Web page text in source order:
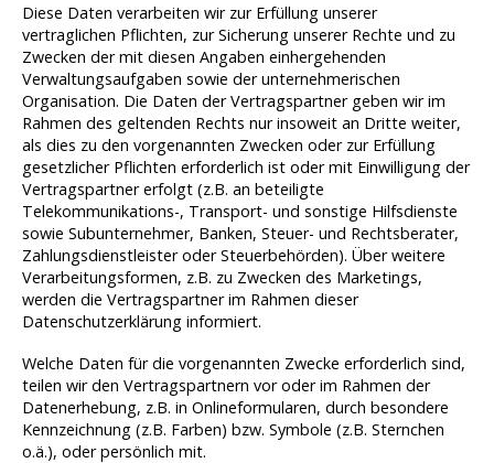
Diese Daten verarbeiten wir zur Erfüllung unserer
vertraglichen Pflichten, zur Sicherung unserer Rechte und zu
Zwecken der mit diesen Angaben einhergehenden
Verwaltungsaufgaben sowie der unternehmerischen
Organisation. Die Daten der Vertragspartner geben wir im
Rahmen des geltenden Rechts nur insoweit an Dritte weiter,
als dies zu den vorgenannten Zwecken oder zur Erfüllung
gesetzlicher Pflichten erforderlich ist oder mit Einwilligung der
Vertragspartner erfolgt (z.B. an beteiligte
Telekommunikations-, Transport- und sonstige Hilfsdienste
sowie Subunternehmer, Banken, Steuer- und Rechtsberater,
Zahlungsdienstleister oder Steuerbehörden). Über weitere
Verarbeitungsformen, z.B. zu Zwecken des Marketings,
werden die Vertragspartner im Rahmen dieser
Datenschutzerklärung informiert.
Welche Daten für die vorgenannten Zwecke erforderlich sind,
teilen wir den Vertragspartnern vor oder im Rahmen der
Datenerhebung, z.B. in Onlineformularen, durch besondere
Kennzeichnung (z.B. Farben) bzw. Symbole (z.B. Sternchen
o.ä.), oder persönlich mit.